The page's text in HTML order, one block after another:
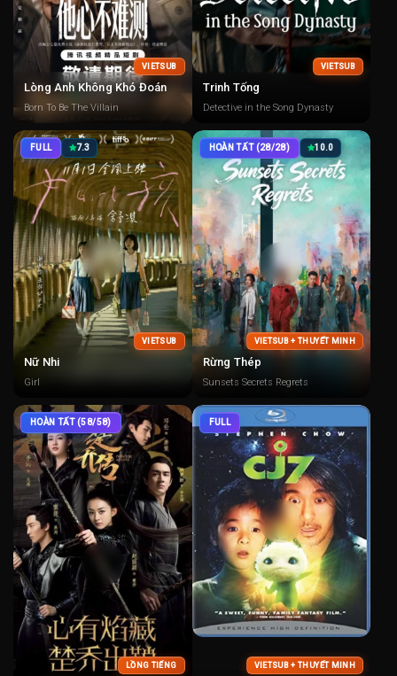
VIETSUB
Lòng Anh Không Khó Đoán
Born To Be The Villain
VIETSUB
Trinh Tống
Detective in the Song Dynasty
FULL 7.3
VIETSUB
Nữ Nhi
Girl
HOÀN TẤT (28/28) 10.0
VIETSUB + THUYẾT MINH
Rừng Thép
Sunsets Secrets Regrets
HOÀN TẤT (58/58)
LỒNG TIẾNG
FULL
VIETSUB + THUYẾT MINH